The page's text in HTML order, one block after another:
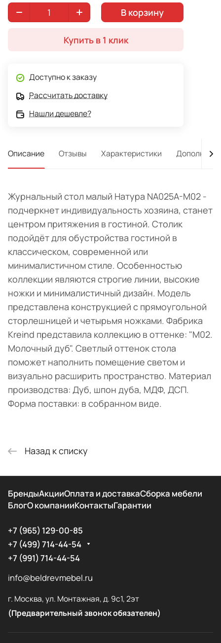
В корзину
Купить в 1 клик
Доступно к заказу
Рассчитать доставку
Нашли дешевле?
Описание Отзывы Характеристики
Журнальный стол малый Натура NA025A-M02 -
подчеркнет индивидуальность хозяина, станет
центром притяжения в гостиной. Столик
подойдёт для обустройства гостиной в
классическом, современной или
минималистичном стиле. Особенностью
коллекции являются строгие линии, высокие
ножки и минималистичный дизайн. Модель
представлена конструкцией с прямоугольной
сторлешницей и четырьмя ножками. Фабрика
Kreind представила коллекцию в оттенке: "M02.
Молочный дуб". Светлый оттенок стола
поможет наполнить помещение светом и
визуально расширить пространство. Материал
производства: Дуб, шпон дуба, МДФ, ДСП.
Форма поставки: в собранном виде.
Назад к списку
БрендыАкцииОплата и доставкаСборка мебели
БлогО компанииКонтактыГарантии
+7 (965) 129-00-85
+7 (499) 714-44-54
+7 (991) 714-44-54
info@beldrevmebel.ru
г. Москва, ул. Монтажная, д. 9с1, 2эт
(Предварительный звонок обязателен)